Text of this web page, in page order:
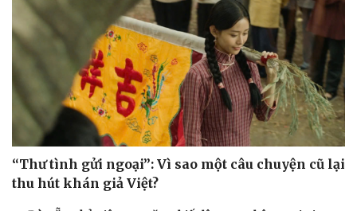
“Thư tình gửi ngoại”: Vì sao một câu chuyện cũ lại
thu hút khán giả Việt?